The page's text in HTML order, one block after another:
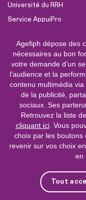
Agefiph dépose des
nécessaires au bon
votre demande d’un
l’audience et la
contenu multimédia
de la publicité,
sociaux. Ses
Retrouvez la liste
cliquant ici. Vous
choix par les boutons
revenir sur vos choix
en
Tout
Université du RRH
Service AppuiPro
Nous suivre
Youtube
Linkedin
Facebook
0 800 11 10 09
Nous contacter
Plateforme de mise en